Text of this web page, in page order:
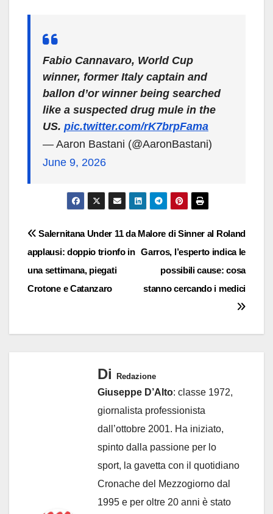
Fabio Cannavaro, World Cup
winner, former Italy captain and
ballon d’or winner being searched
like a suspected drug mule in the
US. pic.twitter.com/rK7brpFama
— Aaron Bastani (@AaronBastani)
June 9, 2026
Navigazione
articoli
Malore di Sinner al Roland
Garros, l’esperto indica le
possibili cause: cosa
stanno cercando i medici
Salernitana Under 11 da
applausi: doppio trionfo in
una settimana, piegati
Crotone e Catanzaro
Di Redazione
Giuseppe D’Alto: classe 1972,
giornalista professionista
dall’ottobre 2001. Ha iniziato,
spinto dalla passione per lo
sport, la gavetta con il quotidiano
Cronache del Mezzogiorno dal
1995 e per oltre 20 anni è stato